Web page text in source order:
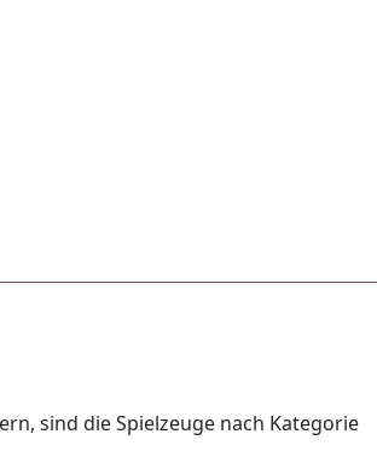
sind die Spielzeuge nach Kategorie